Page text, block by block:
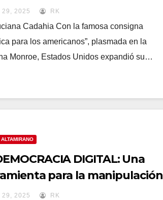
La nazifascinación
29, 2025 RK
Cadahia Con la famosa consigna
para los americanos”, plasmada en la
Monroe, Estados Unidos expandió su…
DIGITAL: Una
para la manipulación
29, 2025 RK